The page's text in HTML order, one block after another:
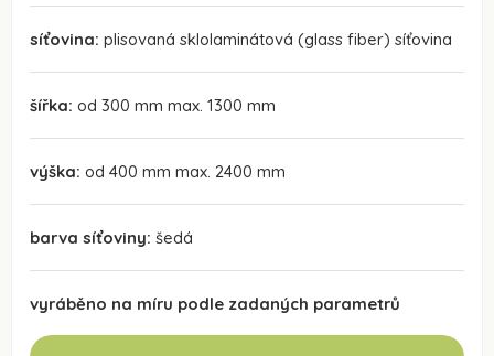
síťovina: plisovaná sklolaminátová (glass fiber) síťovina
šířka: od 300 mm max. 1300 mm
výška: od 400 mm max. 2400 mm
barva síťoviny: šedá
vyráběno na míru podle zadaných parametrů